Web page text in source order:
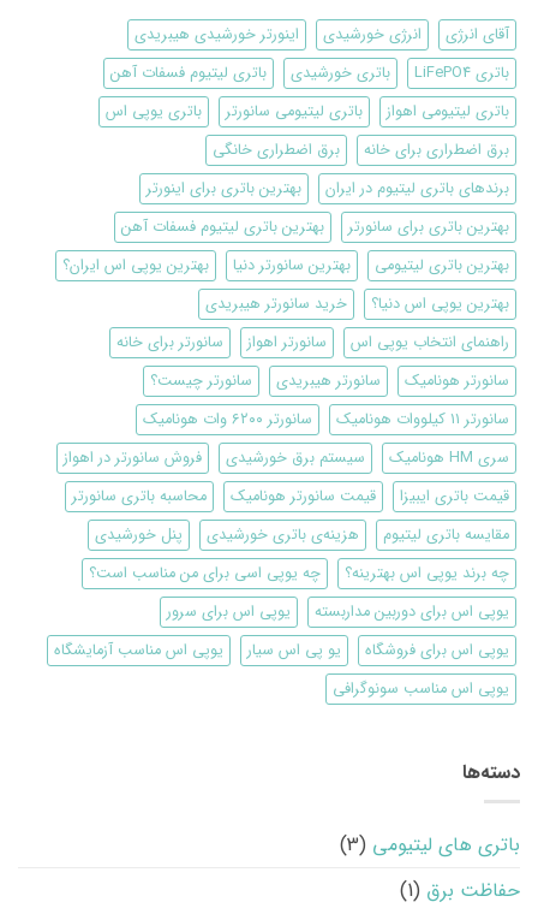
آقای انرژی انرژی خورشیدی
اینورتر خورشیدی هیبریدی
باتری LiFePO4
باتری خورشیدی
باتری لیتیوم فسفات آهن
باتری لیتیومی اهواز
باتری لیتیومی سانورتر
باتری یوپی اس
برق اضطراری برای خانه
برق اضطراری خانگی
برندهای باتری لیتیوم در ایران
بهترین باتری برای اینورتر
بهترین باتری برای سانورتر
بهترین باتری لیتیوم فسفات آهن
بهترین باتری لیتیومی
بهترین سانورتر دنیا
بهترین یوپی اس ایران؟
بهترین یوپی اس دنیا؟
خرید سانورتر هیبریدی
راهنمای انتخاب یوپی اس
سانورتر اهواز
سانورتر برای خانه
سانورتر هونامیک
سانورتر هیبریدی
سانورتر چیست؟
سانورتر ۱۱ کیلووات هونامیک
سانورتر ۶۲۰۰ وات هونامیک
سری HM هونامیک
سیستم برق خورشیدی
فروش سانورتر در اهواز
قیمت باتری ایبیزا
قیمت سانورتر هونامیک
محاسبه باتری سانورتر
مقایسه باتری لیتیوم
هزینه‌ی باتری خورشیدی
پنل خورشیدی
چه برند یوپی اس بهترینه؟
چه یوپی اسی برای من مناسب است؟
یوپی اس برای دوربین مداربسته
یوپی اس برای سرور
یوپی اس برای فروشگاه
یو پی اس سیار
یوپی اس مناسب آزمایشگاه
یوپی اس مناسب سونوگرافی
دسته‌ها
باتری های لیتیومی (3)
حفاظت برق (1)